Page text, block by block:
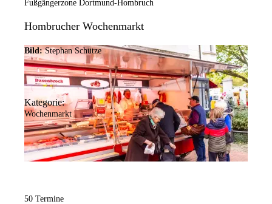
Fußgängerzone Dortmund-Hombruch
Hombrucher Wochenmarkt
Bild: Stephan Schütze
Kategorie:
Wochenmarkt
50 Termine